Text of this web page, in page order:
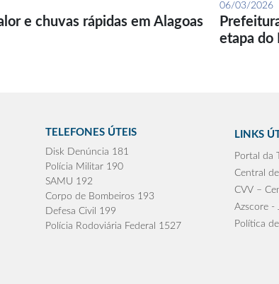
e chuvas rápidas em Alagoas
06/03/2026
etapa do
TELEFONES ÚTEIS
Disk Denúncia 181
Polícia Militar 190
SAMU 192
Corpo de Bombeiros 193
Defesa Civil 199
Polícia Rodoviária Federal 1527
LINKS
Portal da
Central
CVV –
Azscore -
Política